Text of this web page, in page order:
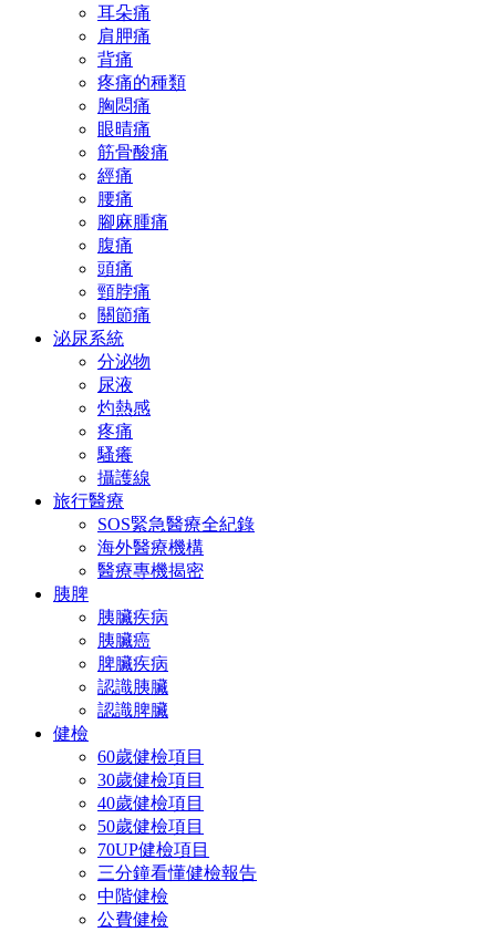
耳朵痛
肩胛痛
背痛
疼痛的種類
胸悶痛
眼晴痛
筋骨酸痛
經痛
腰痛
腳麻腫痛
腹痛
頭痛
頸脖痛
關節痛
泌尿系統
分泌物
尿液
灼熱感
疼痛
騷癢
攝護線
旅行醫療
SOS緊急醫療全紀錄
海外醫療機構
醫療專機揭密
胰脾
胰臟疾病
胰臟癌
脾臟疾病
認識胰臟
認識脾臟
健檢
60歲健檢項目
30歲健檢項目
40歲健檢項目
50歲健檢項目
70UP健檢項目
三分鐘看懂健檢報告
中階健檢
公費健檢